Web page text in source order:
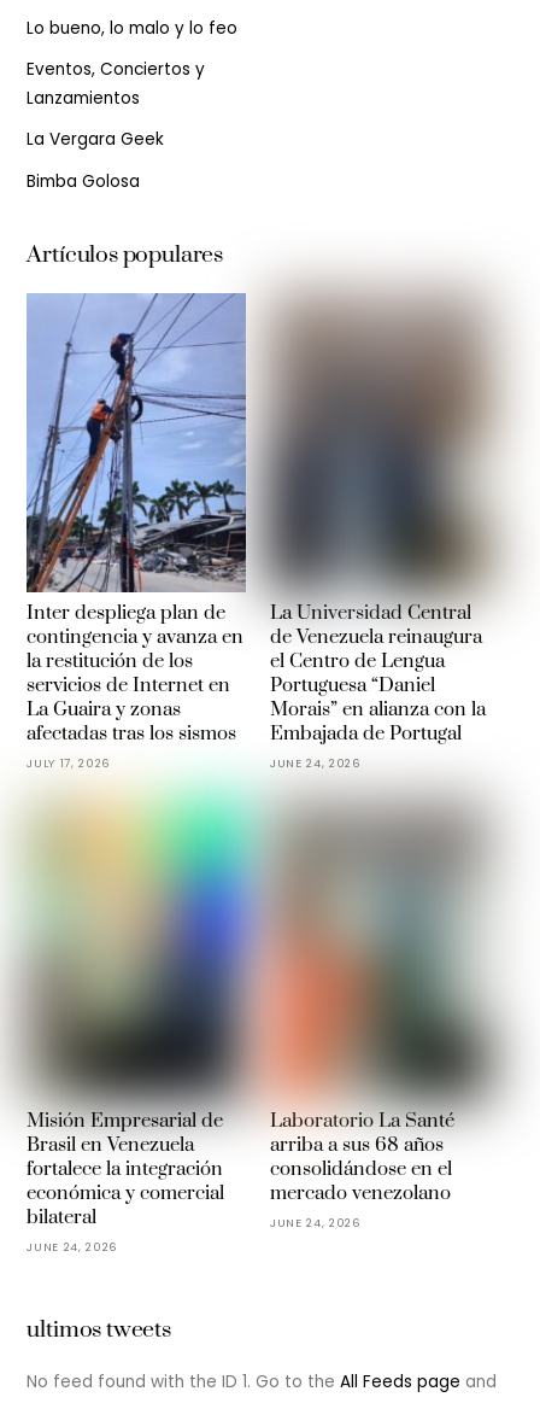
Lo bueno, lo malo y lo feo
Eventos, Conciertos y
Lanzamientos
La Vergara Geek
Bimba Golosa
Artículos populares
Inter despliega plan de
contingencia y avanza en
la restitución de los
servicios de Internet en
La Guaira y zonas
afectadas tras los sismos
JULY 17, 2026
La Universidad Central
de Venezuela reinaugura
el Centro de Lengua
Portuguesa “Daniel
Morais” en alianza con la
Embajada de Portugal
JUNE 24, 2026
Misión Empresarial de
Brasil en Venezuela
fortalece la integración
económica y comercial
bilateral
JUNE 24, 2026
Laboratorio La Santé
arriba a sus 68 años
consolidándose en el
mercado venezolano
JUNE 24, 2026
ultimos tweets
No feed found with the ID 1. Go to theAll Feeds page and